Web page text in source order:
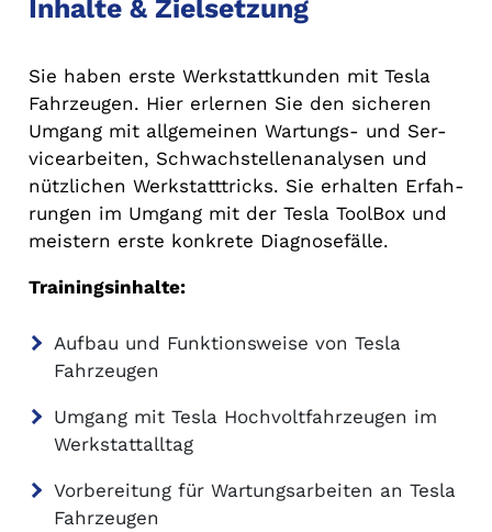
Inhalte & Zielsetzung
Sie haben erste Werkstattkunden mit Tesla
Fahrzeugen. Hier erlernen Sie den sicheren
Umgang mit allgemeinen Wartungs- und Ser-
vicearbeiten, Schwachstellenanalysen und
nützlichen Werkstatttricks. Sie erhalten Erfah-
rungen im Umgang mit der Tesla ToolBox und
meistern erste konkrete Diagnosefälle.
Trainingsinhalte:
Aufbau und Funktionsweise von Tesla
Fahrzeugen
Umgang mit Tesla Hochvoltfahrzeugen im
Werkstattalltag
Vorbereitung für Wartungsarbeiten an Tesla
Fahrzeugen